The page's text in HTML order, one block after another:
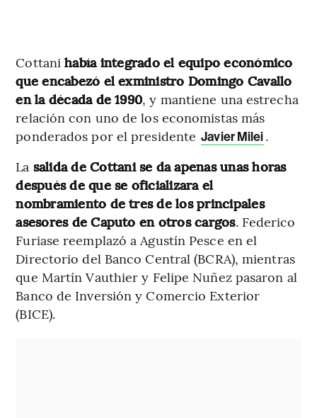
Cottanihabía integrado el equipo económico
que encabezó el exministro Domingo Cavallo
en la década de 1990, y mantiene una estrecha
relación con uno de los economistas más
ponderados por el presidente Javier Milei.
La salida de Cottani se da apenas unas horas
después de que se oficializara el
nombramiento de tres de los principales
asesores de Caputo en otros cargos. Federico
Furiase reemplazó a Agustín Pesce en el
Directorio del Banco Central (BCRA), mientras
que Martín Vauthier y Felipe Nuñez pasaron al
Banco de Inversión y Comercio Exterior
(BICE).